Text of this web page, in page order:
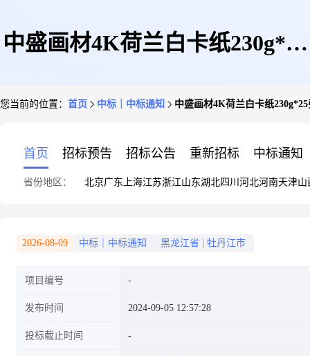
中盛画材4K荷兰白卡纸230g*25
您当前的位置： 首页 中标｜中标通知 中盛画材4K荷兰白卡纸
首页 招标预告 招标公告 重新招标 中标通知
省份地区： 北京广东 上海江苏浙江山东湖北四川 河北河南天津山
2026-08-09 中标｜中标通知 黑龙江省 牡丹江市
项目编号
发布时间 2024-09-05 12:57:28
投标截止时间